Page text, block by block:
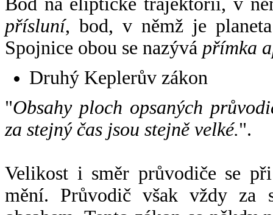
přísluní, bod, v němž je
Spojnice obou se nazývá přímka
Druhý Keplerův zákon
"Obsahy ploch opsaných
za stejný čas jsou stejně velké.".
Velikost i směr průvodiče se
mění. Průvodič však vždy za